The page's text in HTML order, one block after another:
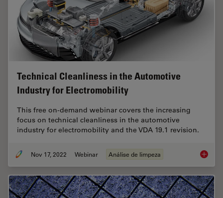
Technical Cleanliness in the Automotive
Industry for Electromobility
This free on-demand webinar covers the increasing
focus on technical cleanliness in the automotive
industry for electromobility and the VDA 19.1 revision.
Nov 17, 2022 Webinar Análise de limpeza